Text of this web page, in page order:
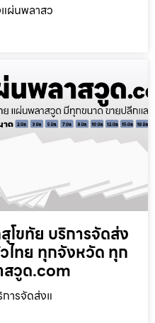
ผ่นพลาสว
โขทัย บริการจัดส่ง
ไทย ทุกจังหวัด ทุก
สวูด.com
ารจัดส่งแ